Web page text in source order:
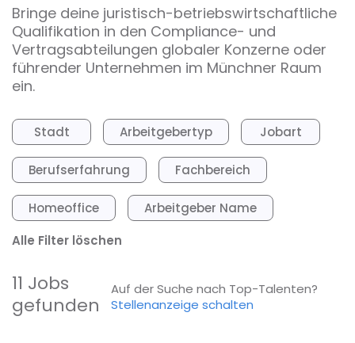
Bringe deine juristisch-betriebswirtschaftliche
Qualifikation in den Compliance- und
Vertragsabteilungen globaler Konzerne oder
führender Unternehmen im Münchner Raum
ein.
Stadt Arbeitgebertyp Jobart
Berufserfahrung Fachbereich
Homeoffice
Arbeitgeber Name
Alle Filter löschen
11 Jobs
gefunden
Auf der Suche nach Top-Talenten?
Stellenanzeige schalten